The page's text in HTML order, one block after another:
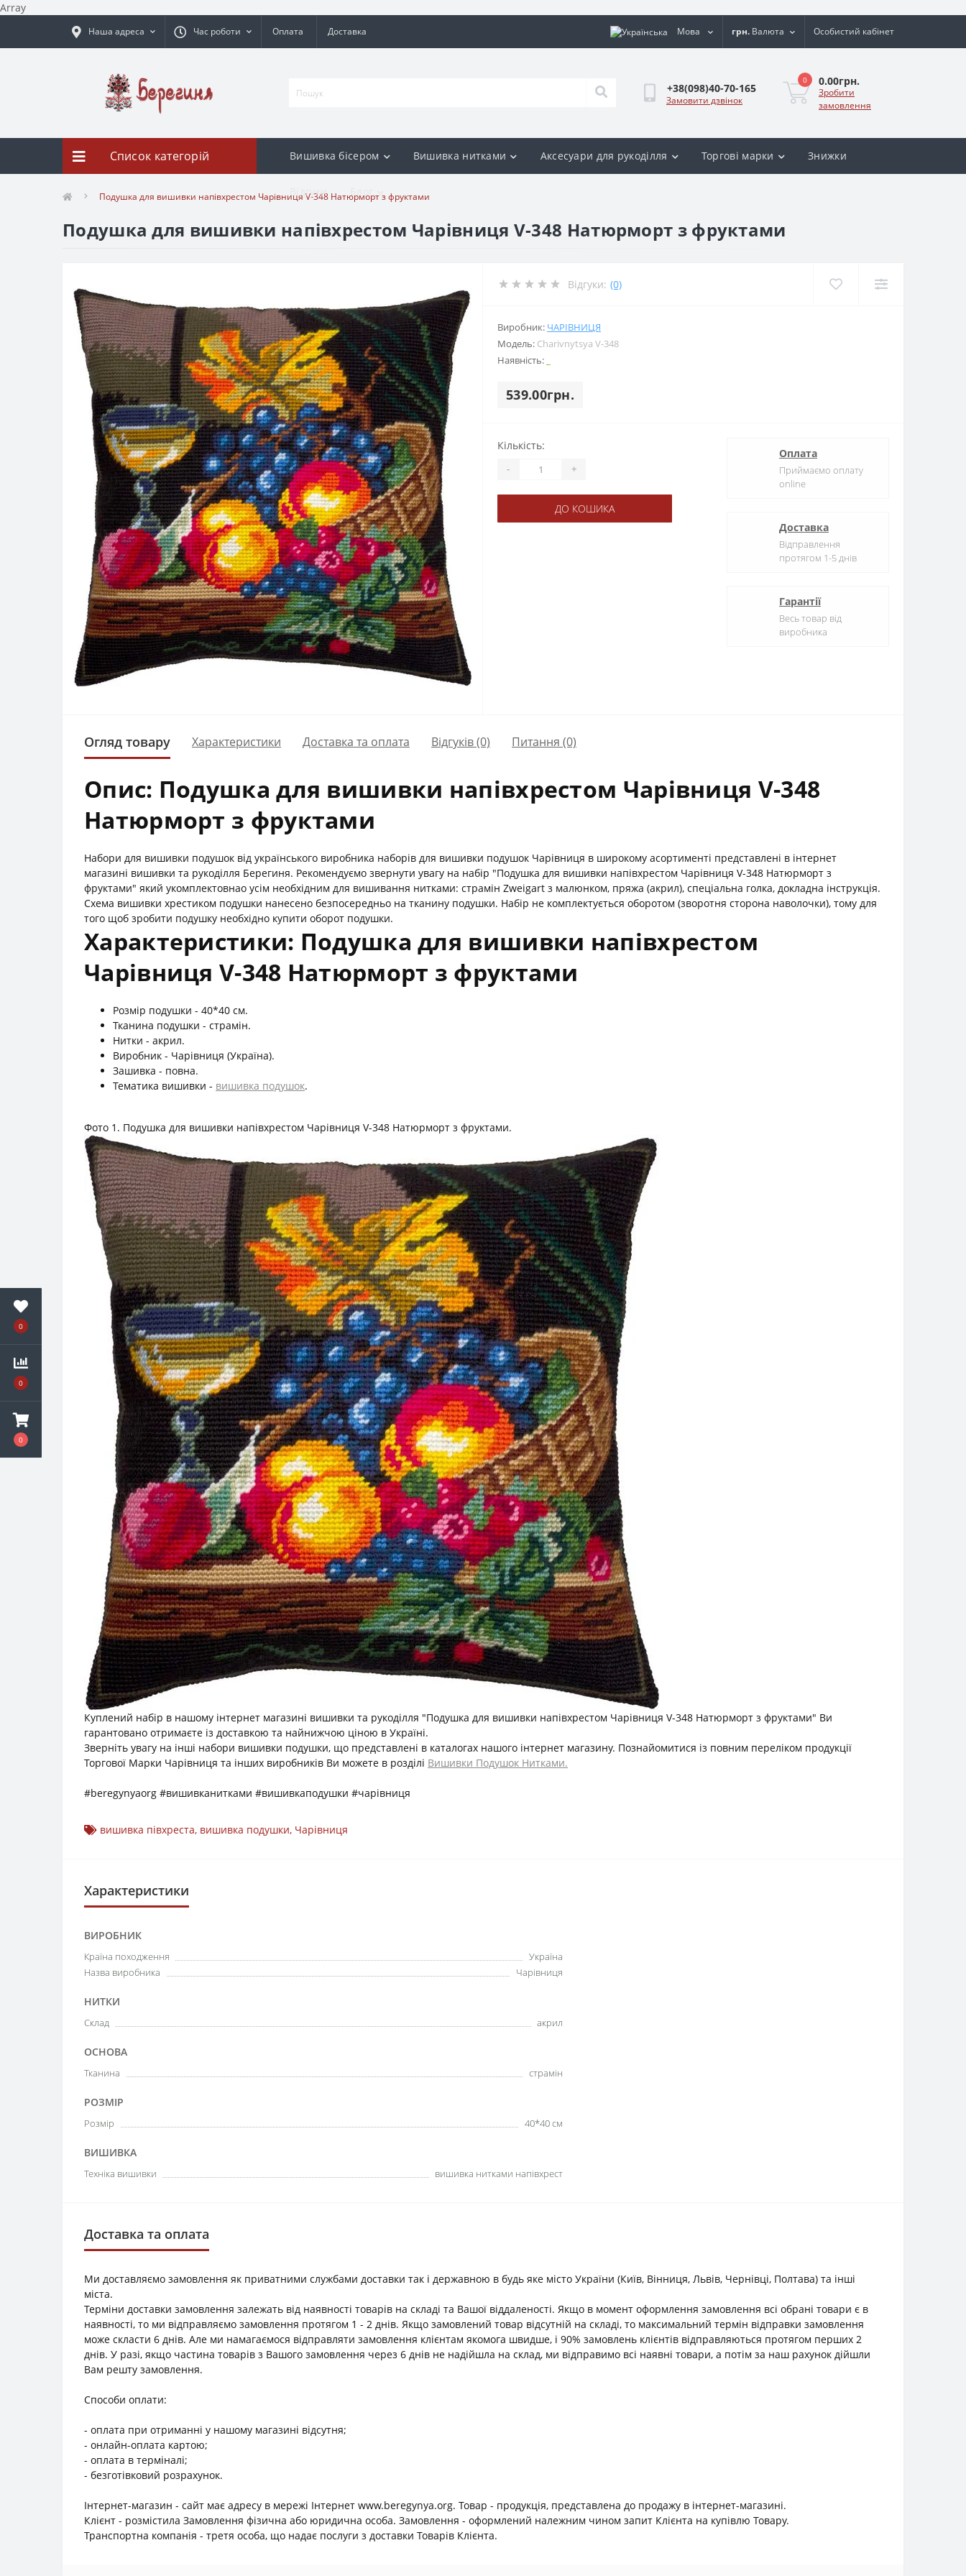
Array
0
0
0
Наша адреса Час роботи Оплата Доставка Мова грн. Валюта Особистий кабінет
+38(098)40-70-165
Замовити дзвінок
0 0.00грн.
Зробити
замовлення
Список категорій Вишивка бісером Вишивка нитками Аксесуари для рукоділля Торгові марки Знижки
Відгуки
Подушка для вишивки напівхрестом Чарівниця V-348 Натюрморт з фруктами
Подушка для вишивки напівхрестом Чарівниця V-348 Натюрморт з фруктами
Відгуки: (0)
Виробник: ЧАРІВНИЦЯ
Модель: Charіvnytsya V-348
Наявність:
539.00грн.
Кількість:
- +
ДО КОШИКА
Оплата
Приймаємо оплату
online
Доставка
Відправлення
протягом 1-5 днів
Гарантії
Весь товар від
виробника
Огляд товару Характеристики Доставка та оплата Відгуків (0) Питання (0)
Опис: Подушка для вишивки напівхрестом Чарівниця V-348
Натюрморт з фруктами
Набори для вишивки подушок від українського виробника наборів для вишивки подушок Чарівниця в широкому асортименті представлені в інтернет
магазині вишивки та рукоділля Берегиня. Рекомендуємо звернути увагу на набір "Подушка для вишивки напівхрестом Чарівниця V-348 Натюрморт з
фруктами" який укомплектовнао усім необхідним для вишивання нитками: страмін Zweigart з малюнком, пряжа (акрил), спеціальна голка, докладна інструкція.
Схема вишивки хрестиком подушки нанесено безпосередньо на тканину подушки. Набір не комплектується оборотом (зворотня сторона наволочки), тому для
того щоб зробити подушку необхідно купити оборот подушки.
Характеристики: Подушка для вишивки напівхрестом
Чарівниця V-348 Натюрморт з фруктами
Розмір подушки - 40*40 см.
Тканина подушки - страмін.
Нитки - акрил.
Виробник - Чарівниця (Україна).
Зашивка - повна.
Тематика вишивки - вишивка подушок.
Фото 1. Подушка для вишивки напівхрестом Чарівниця V-348 Натюрморт з фруктами.
Куплений набір в нашому інтернет магазині вишивки та рукоділля "Подушка для вишивки напівхрестом Чарівниця V-348 Натюрморт з фруктами" Ви
гарантовано отримаєте із доставкою та найнижчою ціною в Україні.
Зверніть увагу на інші набори вишивки подушки, що представлені в каталогах нашого інтернет магазину. Познайомитися із повним переліком продукції
Торгової Марки Чарівниця та інших виробників Ви можете в розділі Вишивки Подушок Нитками.
#beregynyaorg #вишивканитками #вишивкаподушки #чарівниця
вишивка півхреста, вишивка подушки, Чарівниця
Характеристики
ВИРОБНИК
Країна походження
Україна
Назва виробника
Чарівниця
НИТКИ
Склад акрил
ОСНОВА
Тканина страмін
РОЗМІР
Розмір 40*40 см
ВИШИВКА
Техніка вишивки вишивка нитками напівхрест
Доставка та оплата
Ми доставляємо замовлення як приватними службами доставки так і державною в будь яке місто України (Київ, Вінниця, Львів, Чернівці, Полтава) та інші
міста.
Терміни доставки замовлення залежать від наявності товарів на складі та Вашої віддаленості. Якщо в момент оформлення замовлення всі обрані товари є в
наявності, то ми відправляємо замовлення протягом 1 - 2 днів. Якщо замовлений товар відсутній на складі, то максимальний термін відправки замовлення
може скласти 6 днів. Але ми намагаємося відправляти замовлення клієнтам якомога швидше, і 90% замовлень клієнтів відправляються протягом перших 2
днів. У разі, якщо частина товарів з Вашого замовлення через 6 днів не надійшла на склад, ми відправимо всі наявні товари, а потім за наш рахунок дійшли
Вам решту замовлення.
Способи оплати:
- оплата при отриманні у нашому магазині відсутня;
- онлайн-оплата картою;
- оплата в терміналі;
- безготівковий розрахунок.
Інтернет-магазин - сайт має адресу в мережі Інтернет www.beregynya.org. Товар - продукція, представлена до продажу в інтернет-магазині.
Клієнт - розмістила Замовлення фізична або юридична особа. Замовлення - оформлений належним чином запит Клієнта на купівлю Товару.
Транспортна компанія - третя особа, що надає послуги з доставки Товарів Клієнта.